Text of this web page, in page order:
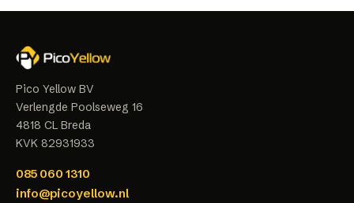
Pico Yellow BV
Verlengde Poolseweg 16
4818 CL Breda
KVK 82931933
085 060 1310
info@picoyellow.nl